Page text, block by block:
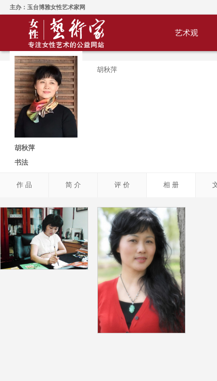
主办：玉台博雅女性艺术家网
艺术观
胡秋萍
书法
胡秋萍
作 品 简 介 评 价 相 册